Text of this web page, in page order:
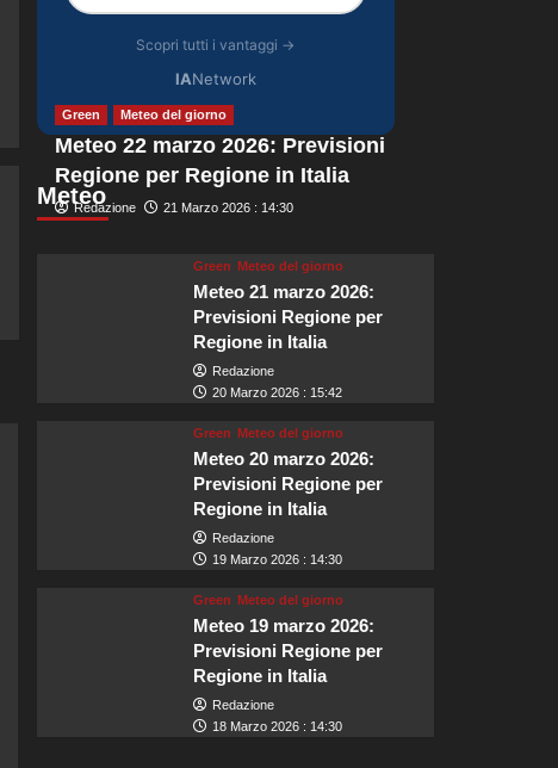
Scopri tutti i vantaggi →
IANetwork
Meteo
Green Meteo del giorno
Meteo 22 marzo 2026: Previsioni
Regione per Regione in Italia
Redazione 21 Marzo 2026 : 14:30
Green Meteo del giorno
Meteo 21 marzo 2026:
Previsioni Regione per
Regione in Italia
Redazione
20 Marzo 2026 : 15:42
Green Meteo del giorno
Meteo 20 marzo 2026:
Previsioni Regione per
Regione in Italia
Redazione
19 Marzo 2026 : 14:30
Green Meteo del giorno
Meteo 19 marzo 2026:
Previsioni Regione per
Regione in Italia
Redazione
18 Marzo 2026 : 14:30